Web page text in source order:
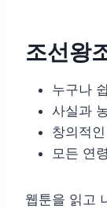
조선왕
누구나
사실과
창의적
모든 연
웹툰을 읽고